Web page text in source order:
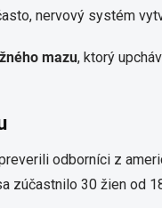
nervový systém
mazu, ktorý
odborníci z
zúčastnilo 30 žien od